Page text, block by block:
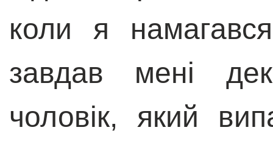
коли я
завдав мені
чоловік, який